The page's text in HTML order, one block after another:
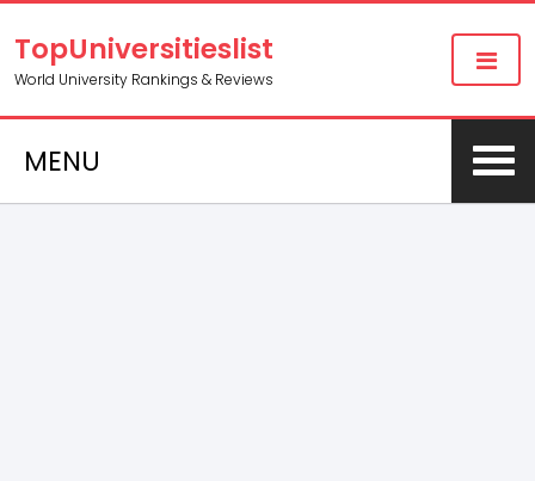
TopUniversitieslist
World University Rankings & Reviews
MENU